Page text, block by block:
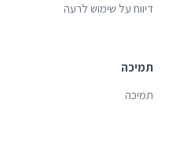
דיווח על שימוש לרעה
תמיכה
תמיכה